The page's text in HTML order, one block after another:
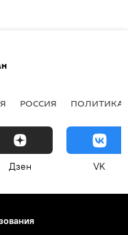
РОССИЯ ПОЛИТИКА
Дзен VK